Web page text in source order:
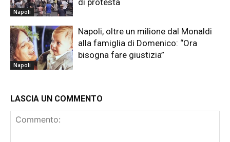
Napoli
Napoli
Napoli, oltre un milione dal Monaldi
alla famiglia di Domenico: “Ora
bisogna fare giustizia”
LASCIA UN COMMENTO